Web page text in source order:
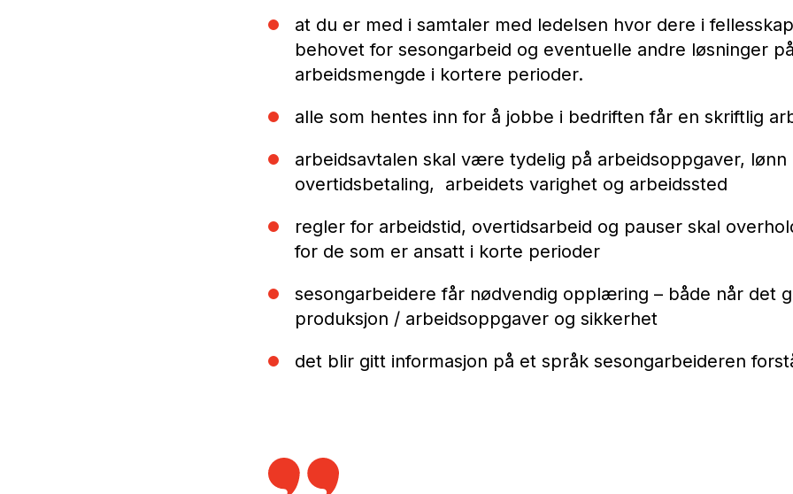
at du er med i samtaler med ledelsen hvor dere i
behovet for sesongarbeid og eventuelle andre løsninger
arbeidsmengde i kortere perioder.
alle som hentes inn for å jobbe i bedriften får en skriftlig
arbeidsavtalen skal være tydelig på arbeidsoppgaver, lønn
overtidsbetaling, arbeidets varighet og arbeidssted
regler for arbeidstid, overtidsarbeid og pauser skal
for de som er ansatt i korte perioder
sesongarbeidere får nødvendig opplæring – både når det
produksjon / arbeidsoppgaver og sikkerhet
det blir gitt informasjon på et språk sesongarbeideren